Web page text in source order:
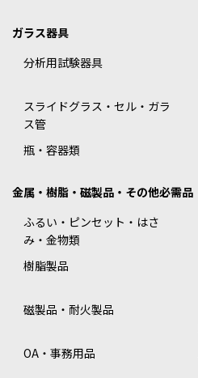
ガラス器具
分析用試験器具
スライドグラス・セル・ガラ
ス管
瓶・容器類
金属・樹脂・磁製品・その他必需品
ふるい・ピンセット・はさ
み・金物類
樹脂製品
磁製品・耐火製品
OA・事務用品